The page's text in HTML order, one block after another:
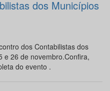
dos Municípios
dos Contabilistas dos
e 26 de novembro.Confira,
do evento .